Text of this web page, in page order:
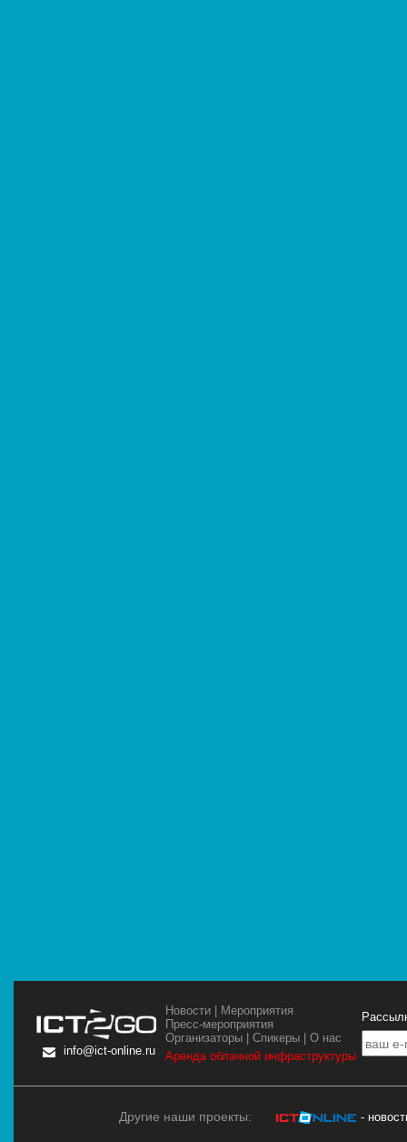
info@ict-online.ru
Новости
Мероприятия
Пресс-мероприятия
Организаторы |Спикеры |О нас
Аренда облачной инфраструктуры
Другие наши проекты: -